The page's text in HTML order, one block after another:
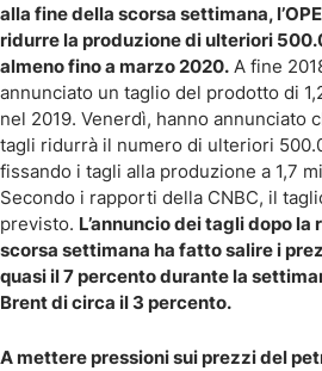
alla fine della scorsa settimana,
ridurre la produzione di ulteriori
almeno fino a marzo 2020. A fine
annunciato un taglio del prodotto di
nel 2019. Venerdì, hanno annunciato
tagli ridurrà il numero di ulteriori
fissando i tagli alla produzione a 1,7
Secondo i rapporti della CNBC, il
previsto. L’annuncio dei tagli dopo la
scorsa settimana ha fatto salire i
quasi il 7 percento durante la
Brent di circa il 3 percento.
A mettere pressioni sui prezzi del